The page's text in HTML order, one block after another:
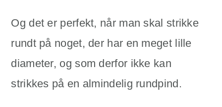
Og det er perfekt, når man skal strikke
rundt på noget, der har en meget lille
diameter, og som derfor ikke kan
strikkes på en almindelig rundpind.